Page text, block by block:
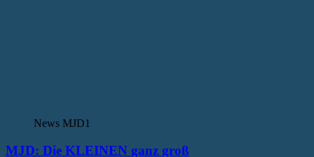
News MJD1
MJD: Die KLEINEN ganz groß